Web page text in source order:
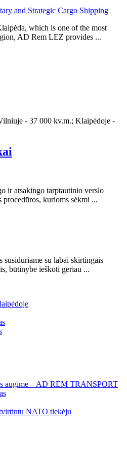
which is one of the most
AD Rem LEZ provides ...
- 37 000 kv.m.; Klaipėdoje -
ir atsakingo tarptautinio verslo
kurioms sėkmi ...
susiduriame su labai skirtingais
būtinybe ieškoti geriau ...
augime – AD REM TRANSPORT
NATO tiekėju